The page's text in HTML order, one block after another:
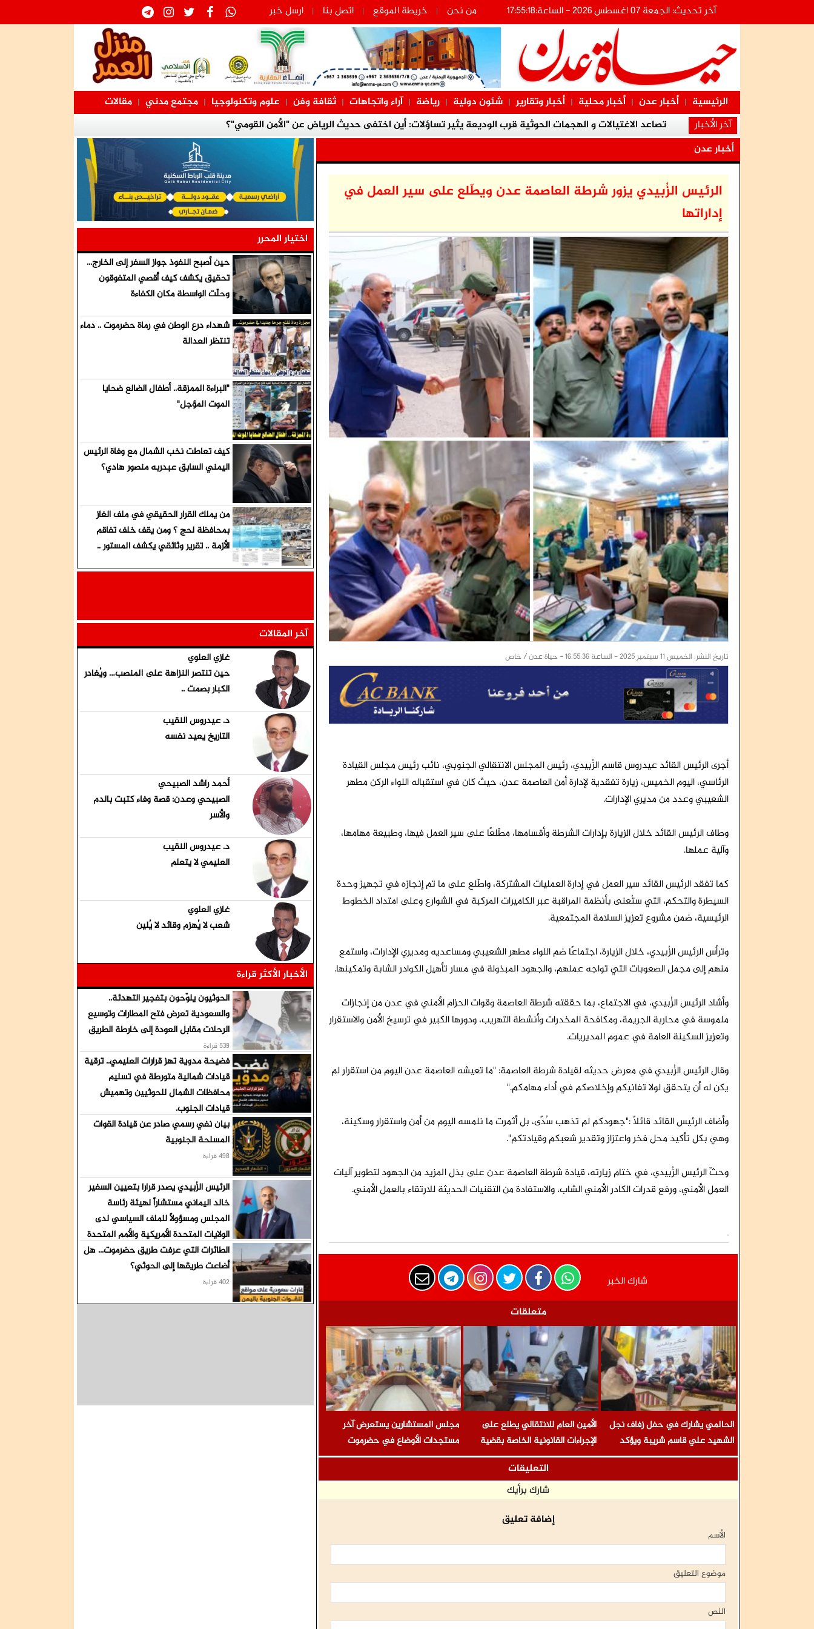
آخر تحديث: الجمعة 07 اغسطس 2026 - الساعة:17:55:18 من نحن | خريطة الموقع | اتصل بنا | ارسل خبر
الرئيسية | أخبار عدن | أخبار محلية | أخبار وتقارير | شئون دولية | رياضة | آراء واتجاهات | ثقافة وفن | علوم وتكنولوجيا | مجتمع مدني | مقالات
آخر الأخبار
تصاعد الاغتيالات و الهجمات الحوثية قرب الوديعة يثير تساؤلات: أين اختفى حديث الرياض عن "الأمن القومي"؟
الأمين العام للانتقالي يطلع على الإجراءات القانونية الخاصة بقضية المناضل المقرحي ومعتقلي تظاهرة معاشيق السلمية
مجلس المستشارين يستعرض آخر مستجدات الأوضاع في حضرموت ويحذّر من محاولات جر شباب الجنوب في معارك لا تخدم
قضيتهم
بتوجيهات الرئيس الزبيدي.. الحالمي يطمئن على صحة المناضل اللواء ناصر النوبة ويؤكد اهتمام المجلس الانتقالي برموز الثورة
الجنوبية
وقفة احتجاجية أمام المجمع القضائي بعدن تطالب بالإفراج عن " المحضار" وآخرين وحسم القضايا المتعثرة
فضيحة مدوية تهز قرارات العليمي.. ترقية قيادات شمالية متورطة في تسليم محافظات الشمال للحوثيين وتهميش قيادات
الجنوب.
النضال الشعبي الجنوبي والالتفاف القيادي.. صمام أمان السيادة والهوية
اعتقال معين المقرحي يدخل شهره الثاني وسط إدانات ومطالبات قبلية ورسمية للإفراج عنه
النقابات العمالية بلحج تدعو أبناء ردفان لتنفيذ عصيان مدني جزئي
أخبار عدن
الرئيس الزُبيدي يزور شرطة العاصمة عدن ويطّلع على سير العمل في
إداراتها
تاريخ النشر: الخميس 11 سبتمبر 2025 - الساعة 16:55:36 - حياة عدن / خاص
أجرى الرئيس القائد عيدروس قاسم الزُبيدي، رئيس المجلس الانتقالي الجنوبي، نائب رئيس مجلس القيادة
الرئاسي، اليوم الخميس، زيارة تفقدية لإدارة أمن العاصمة عدن، حيث كان في استقباله اللواء الركن مطهر
الشعيبي وعدد من مديري الإدارات.
وطاف الرئيس القائد خلال الزيارة بإدارات الشرطة وأقسامها، مطّلعًا على سير العمل فيها، وطبيعة مهامها،
وآلية عملها.
كما تفقد الرئيس القائد سير العمل في إدارة العمليات المشتركة، واطّلع على ما تم إنجازه في تجهيز وحدة
السيطرة والتحكم، التي ستُعنى بأنظمة المراقبة عبر الكاميرات المركبة في الشوارع وعلى امتداد الخطوط
الرئيسية، ضمن مشروع تعزيز السلامة المجتمعية.
وترأس الرئيس الزُبيدي، خلال الزيارة، اجتماعًا ضم اللواء مطهر الشعيبي ومساعديه ومديري الإدارات، واستمع
منهم إلى مجمل الصعوبات التي تواجه عملهم، والجهود المبذولة في مسار تأهيل الكوادر الشابة وتمكينها.
وأشاد الرئيس الزُبيدي، في الاجتماع، بما حققته شرطة العاصمة وقوات الحزام الأمني في عدن من إنجازات
ملموسة في محاربة الجريمة، ومكافحة المخدرات وأنشطة التهريب، ودورها الكبير في ترسيخ الأمن والاستقرار
وتعزيز السكينة العامة في عموم المديريات.
وقال الرئيس الزُبيدي في معرض حديثه لقيادة شرطة العاصمة: "ما تعيشه العاصمة عدن اليوم من استقرار لم
يكن له أن يتحقق لولا تفانيكم وإخلاصكم في أداء مهامكم."
وأضاف الرئيس القائد قائلًا :"جهودكم لم تذهب سُدًى، بل أثمرت ما نلمسه اليوم من أمن واستقرار وسكينة،
وهي بكل تأكيد محل فخر واعتزاز وتقدير شعبكم وقيادتكم".
وحثّ الرئيس الزُبيدي، في ختام زيارته، قيادة شرطة العاصمة عدن على بذل المزيد من الجهود لتطوير آليات
العمل الأمني، ورفع قدرات الكادر الأمني الشاب، والاستفادة من التقنيات الحديثة للارتقاء بالعمل الأمني.
شارك الخبر
متعلقات
الحالمي يشارك في حفل زفاف نجل
الشهيد علي قاسم شريبة ويؤكد
الوفاء لتضحيات الشهداء
الأمين العام للانتقالي يطلع على
الإجراءات القانونية الخاصة بقضية
المناضل المقرحي ومعتقلي تظاهرة
معاشيق السلمية
مجلس المستشارين يستعرض آخر
مستجدات الأوضاع في حضرموت
ويحذّر من محاولات جر شباب الجنوب
التعليقات
شارك برأيك
إضافة تعليق
الأسم
موضوع التعليق
النص
اختيار المحرر
حين أصبح النفوذ جواز السفر إلى الخارج...
تحقيق يكشف كيف أُقصي المتفوقون
وحلّت الواسطة مكان الكفاءة
شهداء درع الوطن في رماة حضرموت .. دماء
تنتظر العدالة
"البراءة الممزقة.. أطفال الضالع ضحايا
الموت المؤجل"
كيف تعاطت نخب الشمال مع وفاة الرئيس
اليمني السابق عبدربه منصور هادي؟
من يملك القرار الحقيقي في ملف الغاز
بمحافظة لحج ؟ ومن يقف خلف تفاقم
الأزمة .. تقرير وثائقي يكشف المستور ..
آخر المقالات
غازي العلوي
حين تنتصر النزاهة على المنصب… ويُغادر
الكبار بصمت ..
د. عيدروس النقيب
التاريخ يعيد نفسه
أحمد راشد الصبيحي
الصبيحي وعدن: قصة وفاء كتبت بالدم
والأسر
د. عيدروس النقيب
العليمي لا يتعلم
غازي العلوي
شعب لا يُهزم وقائد لا يُلين
الأخبار الأكثر قراءة
الحوثيون يلوّحون بتفجير التهدئة..
والسعودية تعرض فتح المطارات وتوسيع
الرحلات مقابل العودة إلى خارطة الطريق
539 قراءة
فضيحة مدوية تهز قرارات العليمي.. ترقية
قيادات شمالية متورطة في تسليم
محافظات الشمال للحوثيين وتهميش
قيادات الجنوب.
532 قراءة
بيان نفي رسمي صادر عن قيادة القوات
المسلحة الجنوبية
498 قراءة
الرئيس الزُبيدي يصدر قرارا بتعيين السفير
خالد اليماني مستشاراً لهيئة رئاسة
المجلس ومسؤولاً للملف السياسي لدى
الولايات المتحدة الأمريكية والأمم المتحدة
426 قراءة
الطائرات التي عرفت طريق حضرموت... هل
أضاعت طريقها إلى الحوثي؟
402 قراءة